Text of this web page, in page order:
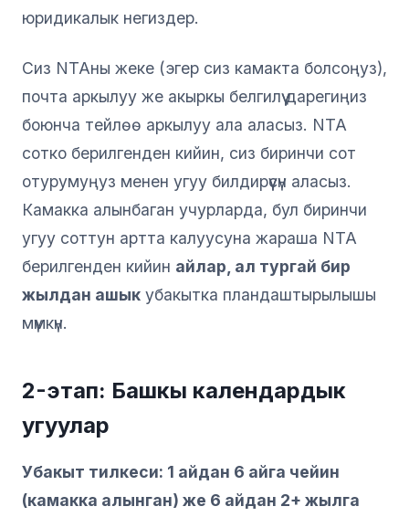
юридикалык негиздер.
Сиз NTAны жеке (эгер сиз камакта болсоңуз),
почта аркылуу же акыркы белгилүү дарегиңиз
боюнча тейлөө аркылуу ала аласыз. NTA
сотко берилгенден кийин, сиз биринчи сот
отурумуңуз менен угуу билдирүүсүн аласыз.
Камакка алынбаган учурларда, бул биринчи
угуу соттун артта калуусуна жараша NTA
берилгенден кийин айлар, ал тургай бир
жылдан ашык убакытка пландаштырылышы
мүмкүн.
2-этап: Башкы календардык
угуулар
Убакыт тилкеси: 1 айдан 6 айга чейин
(камакка алынган) же 6 айдан 2+ жылга